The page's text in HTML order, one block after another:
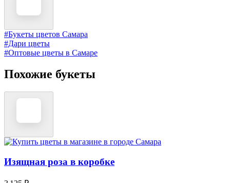
#Букеты цветов Самара
#Дари цветы
#Оптовые цветы в Самаре
Похожие букеты
Изящная роза в коробке